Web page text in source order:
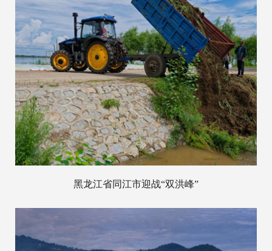
黑龙江省同江市迎战“双洪峰”